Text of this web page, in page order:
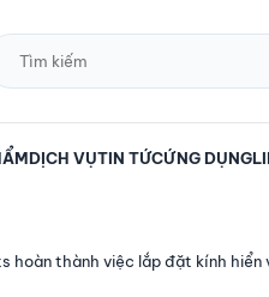
DỊCH VỤTIN TỨCỨNG DỤNG
hoàn thành việc lắp đặt kính